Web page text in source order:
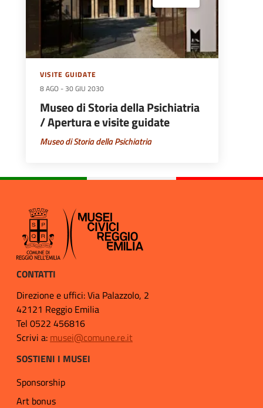
VISITE GUIDATE
8 AGO -30 GIU 2030
Museo di Storia della Psichiatria
/ Apertura e visite guidate
Museo di Storia della Psichiatria
CONTATTI
Direzione e uffici: Via Palazzolo, 2
42121 Reggio Emilia
Tel 0522 456816
Scrivi a: musei@comune.re.it
SOSTIENI I MUSEI
Sponsorship
Art bonus